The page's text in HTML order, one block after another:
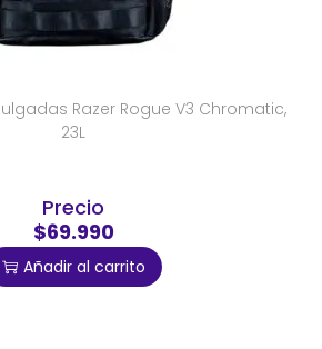
Razer Rogue V3 Chromatic,
23L
Precio
$69.990
Añadir al carrito